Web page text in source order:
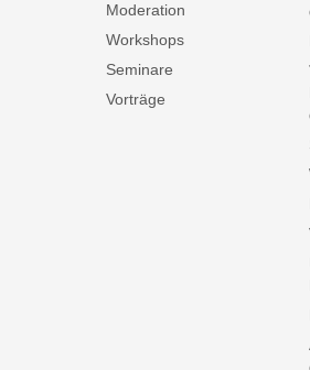
Moderation
Workshops
Seminare
Vorträge